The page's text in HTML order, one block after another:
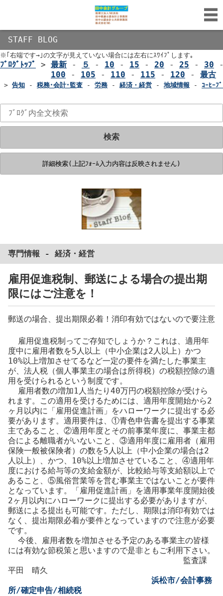
STAFF BLOG
※｢右端です→｣の文字が見えていない場合には左右にｽﾜｲﾌﾟします｡
ﾌﾞﾛｸﾞﾄｯﾌﾟ > 最新 - ５ - 10 - 15 - 20 - 25 - 30
100 - 105 - 110 - 115 - 120 - 最古
> 告知 - 税務･会計･監査 - 労務 - 経済・経営 - 地域情報 - ｺｰﾋｰﾌ
検索
詳細検索(上記ﾌｫｰﾑ入力内容は反映されません)
専門情報 - 経済 ・ 経営
雇用促進税制、郵送による場合の提出期
限にはご注意を！
郵送の場合、提出期限必着！消印有効ではないので要注意
雇用促進税制ってご存知でしょうか？これは、適用年
度中に雇用者数を5人以上（中小企業は2人以上）かつ
10%以上増加させてるなど一定の要件を満たした事業主
が、法人税（個人事業主の場合は所得税）の税額控除の適
用を受けられるという制度です。
雇用者数の増加1人当たり40万円の税額控除が受けら
れます。この適用を受けるためには、適用年度開始から2
ヶ月以内に「雇用促進計画」をハローワークに提出する必
要があります。適用要件は、①青色申告書を提出する事業
主であること、②適用年度とその前事業年度に、事業主都
合による離職者がいないこと、③適用年度に雇用者（雇用
保険一般被保険者）の数を5人以上（中小企業の場合は2
人以上）、かつ、10%以上増加させていること、④適用年
度における給与等の支給金額が、比較給与等支給額以上で
あること、⑤風俗営業等を営む事業主ではないことが要件
となっています。「雇用促進計画」を適用事業年度開始後
2ヶ月以内にハローワークに提出する必要がありますが、
郵送による提出も可能です。ただし、期限は消印有効では
なく、提出期限必着が要件となっていますので注意が必要
です。
今後、雇用者数を増加させる予定のある事業主の皆様
には有効な節税策と思いますので是非ともご利用下さい。
監査課
平田 晴久
浜松市/会計事務
所/確定申告/相続税